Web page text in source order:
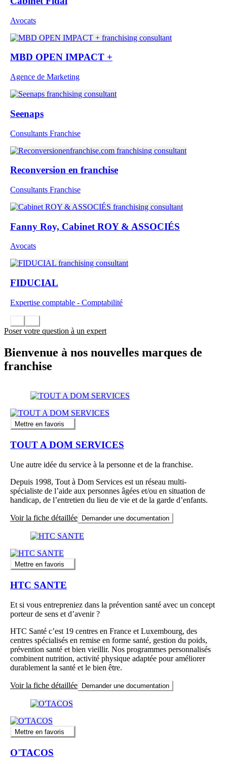
Avocats
MBD OPEN IMPACT +
Agence de Marketing
Seenaps
Consultants Franchise
Reconversion en franchise
Consultants Franchise
Fanny Roy, Cabinet ROY & ASSOCIÉS
Avocats
FIDUCIAL
Expertise comptable - Comptabilité
Poser votre question à un expert
Bienvenue à nos nouvelles marques de
franchise
Mettre en favoris
TOUT A DOM SERVICES
Une autre idée du service à la personne et de la franchise.
Depuis 1998, Tout à Dom Services est un réseau multi-
spécialiste de l’aide aux personnes âgées et/ou en situation de
handicap, de l’entretien du lieu de vie et de la garde d’enfants.
Voir la fiche détaillée Demander une documentation
Mettre en favoris
HTC SANTE
Et si vous entrepreniez dans la prévention santé avec un concept
porteur de sens et d’avenir ?
HTC Santé c’est 19 centres en France et Luxembourg, des
centres spécialisés en remise en forme santé, gestion du poids,
prévention santé et bien vieillir. Nos programmes personnalisés
combinent nutrition, activité physique adaptée pour améliorer
durablement la santé et le bien être.
Voir la fiche détaillée Demander une documentation
Mettre en favoris
O'TACOS